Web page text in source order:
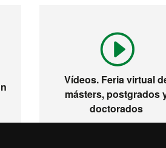
Vídeos. Feria virtual
másters, postgrados
doctorados